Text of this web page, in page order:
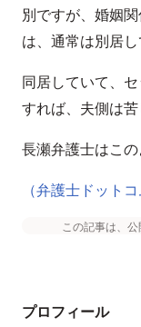
別ですが、婚姻
は、通常は別居
同居していて、
すれば、夫側は
長瀬弁護士はこの
（弁護士ドット
この記事は、
プロフィール